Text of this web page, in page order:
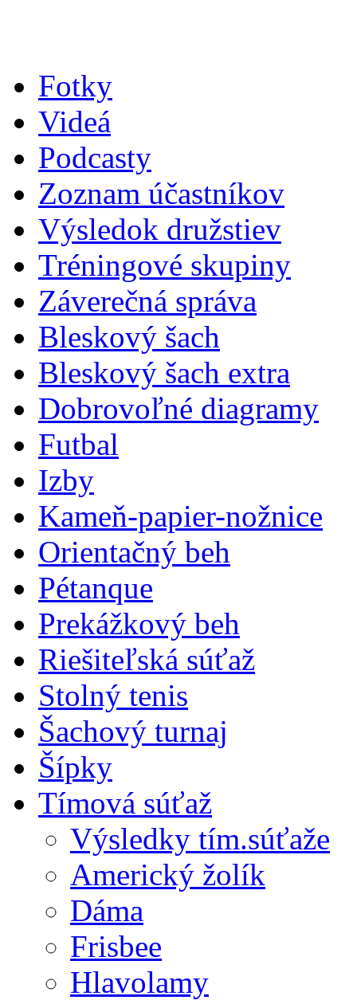
Fotky
Videá
Podcasty
Zoznam účastníkov
Výsledok družstiev
Tréningové skupiny
Záverečná správa
Bleskový šach
Bleskový šach extra
Dobrovoľné diagramy
Futbal
Izby
Kameň-papier-nožnice
Orientačný beh
Pétanque
Prekážkový beh
Riešiteľská súťaž
Stolný tenis
Šachový turnaj
Šípky
Tímová súťaž
Výsledky tím.súťaže
Americký žolík
Dáma
Frisbee
Hlavolamy